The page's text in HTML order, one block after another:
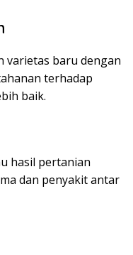
varietas baru dengan
terhadap
baik.
hasil pertanian
dan penyakit antar